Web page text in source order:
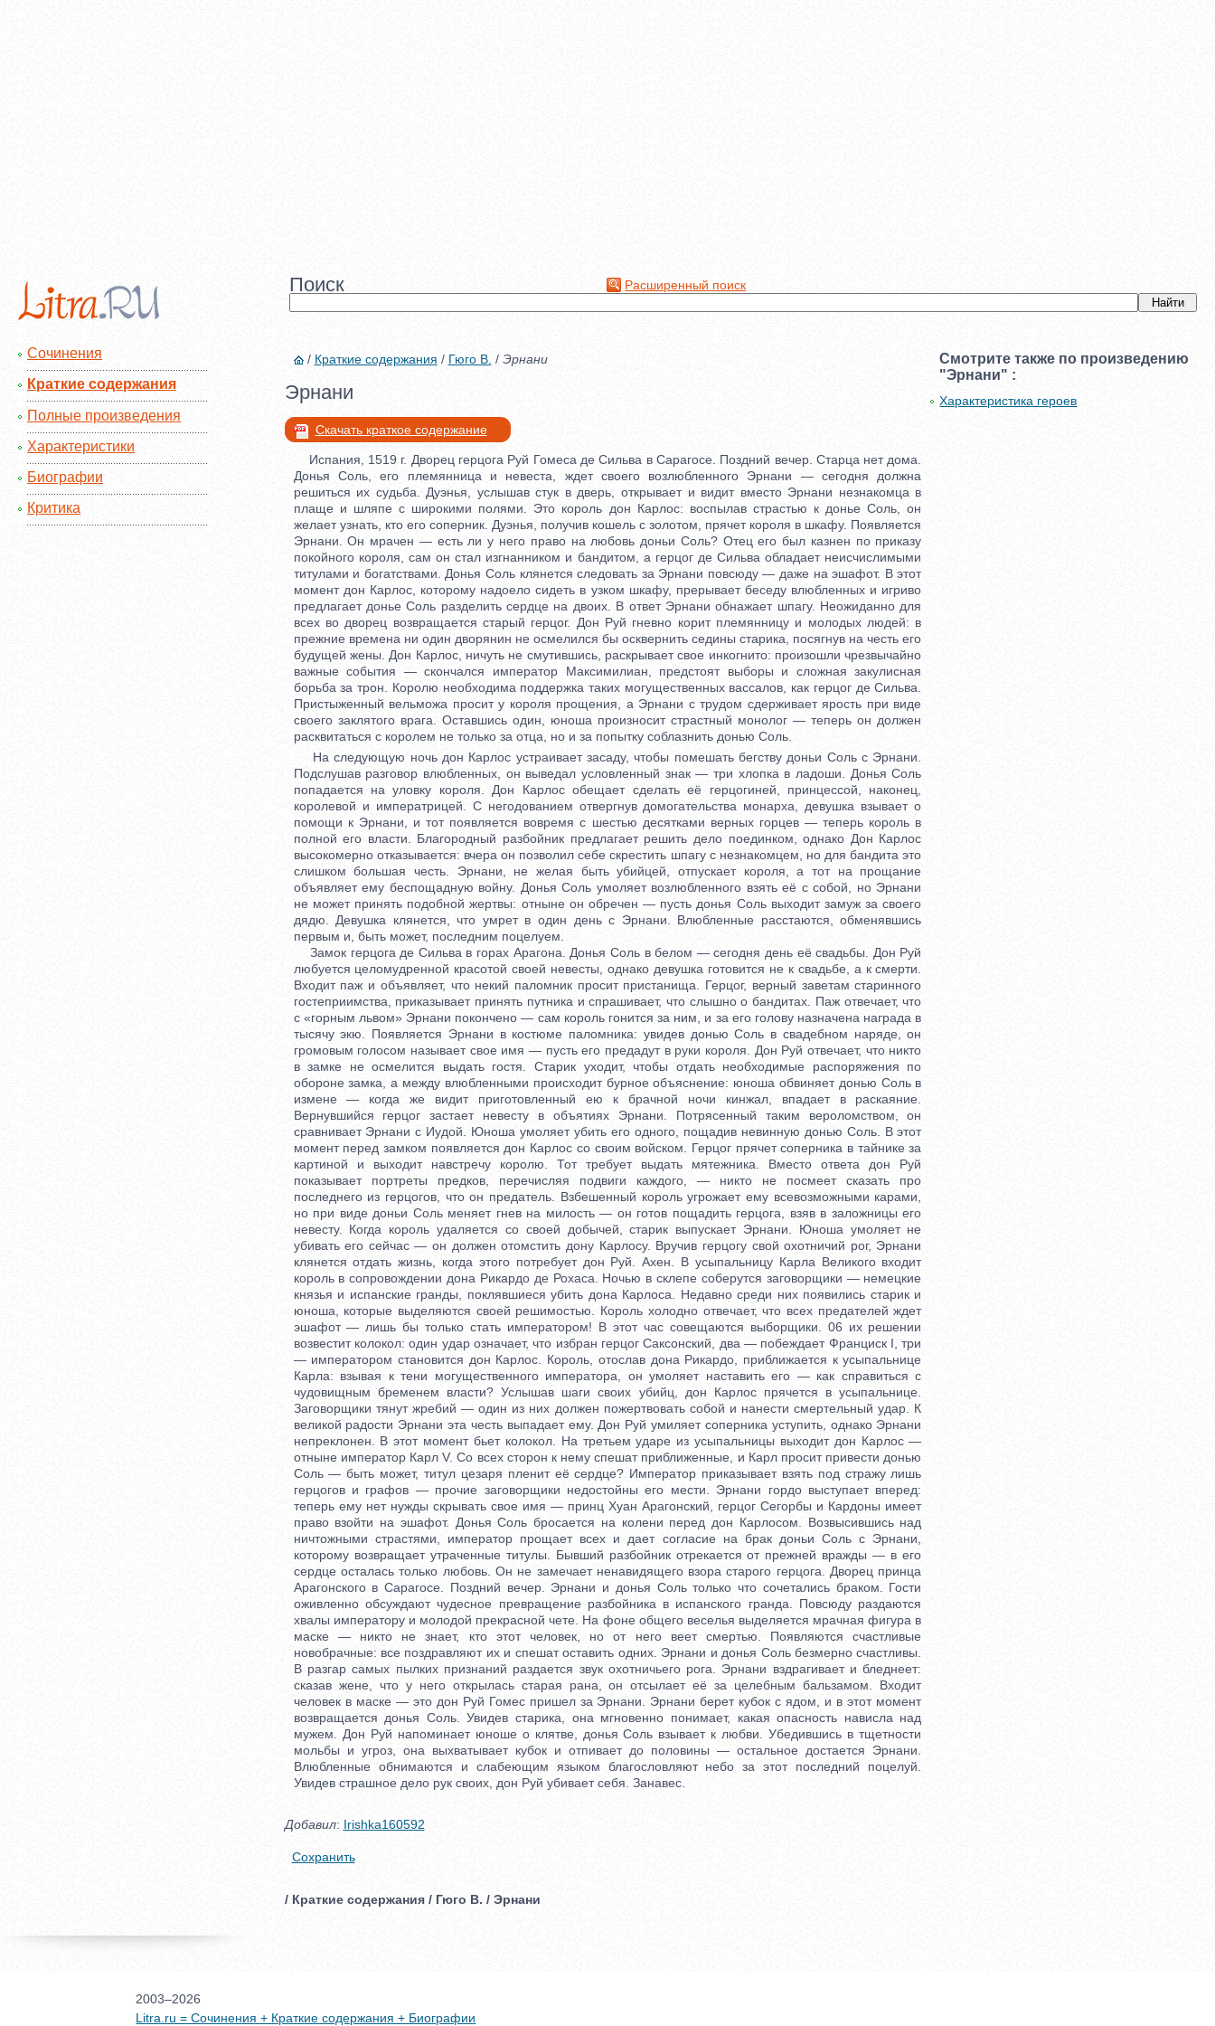
Поиск Расширенный поиск
Сочинения
Краткие содержания
Полные произведения
Характеристики
Биографии
Критика
/ Краткие содержания / Гюго В. / Эрнани
Эрнани
Скачать краткое содержание
Испания, 1519 г. Дворец герцога Руй Гомеса де Сильва в Сарагосе. Поздний вечер. Старца нет дома.
Донья Соль, его племянница и невеста, ждет своего возлюбленного Эрнани — сегодня должна
решиться их судьба. Дуэнья, услышав стук в дверь, открывает и видит вместо Эрнани незнакомца в
плаще и шляпе с широкими полями. Это король дон Карлос: воспылав страстью к донье Соль, он
желает узнать, кто его соперник. Дуэнья, получив кошель с золотом, прячет короля в шкафу. Появляется
Эрнани. Он мрачен — есть ли у него право на любовь доньи Соль? Отец его был казнен по приказу
покойного короля, сам он стал изгнанником и бандитом, а герцог де Сильва обладает неисчислимыми
титулами и богатствами. Донья Соль клянется следовать за Эрнани повсюду — даже на эшафот. В этот
момент дон Карлос, которому надоело сидеть в узком шкафу, прерывает беседу влюбленных и игриво
предлагает донье Соль разделить сердце на двоих. В ответ Эрнани обнажает шпагу. Неожиданно для
всех во дворец возвращается старый герцог. Дон Руй гневно корит племянницу и молодых людей: в
прежние времена ни один дворянин не осмелился бы осквернить седины старика, посягнув на честь его
будущей жены. Дон Карлос, ничуть не смутившись, раскрывает свое инкогнито: произошли чрезвычайно
важные события — скончался император Максимилиан, предстоят выборы и сложная закулисная
борьба за трон. Королю необходима поддержка таких могущественных вассалов, как герцог де Сильва.
Пристыженный вельможа просит у короля прощения, а Эрнани с трудом сдерживает ярость при виде
своего заклятого врага. Оставшись один, юноша произносит страстный монолог — теперь он должен
расквитаться с королем не только за отца, но и за попытку соблазнить донью Соль.
На следующую ночь дон Карлос устраивает засаду, чтобы помешать бегству доньи Соль с Эрнани.
Подслушав разговор влюбленных, он выведал условленный знак — три хлопка в ладоши. Донья Соль
попадается на уловку короля. Дон Карлос обещает сделать её герцогиней, принцессой, наконец,
королевой и императрицей. С негодованием отвергнув домогательства монарха, девушка взывает о
помощи к Эрнани, и тот появляется вовремя с шестью десятками верных горцев — теперь король в
полной его власти. Благородный разбойник предлагает решить дело поединком, однако Дон Карлос
высокомерно отказывается: вчера он позволил себе скрестить шпагу с незнакомцем, но для бандита это
слишком большая честь. Эрнани, не желая быть убийцей, отпускает короля, а тот на прощание
объявляет ему беспощадную войну. Донья Соль умоляет возлюбленного взять её с собой, но Эрнани
не может принять подобной жертвы: отныне он обречен — пусть донья Соль выходит замуж за своего
дядю. Девушка клянется, что умрет в один день с Эрнани. Влюбленные расстаются, обменявшись
первым и, быть может, последним поцелуем.
Замок герцога де Сильва в горах Арагона. Донья Соль в белом — сегодня день её свадьбы. Дон Руй
любуется целомудренной красотой своей невесты, однако девушка готовится не к свадьбе, а к смерти.
Входит паж и объявляет, что некий паломник просит пристанища. Герцог, верный заветам старинного
гостеприимства, приказывает принять путника и спрашивает, что слышно о бандитах. Паж отвечает, что
с «горным львом» Эрнани покончено — сам король гонится за ним, и за его голову назначена награда в
тысячу экю. Появляется Эрнани в костюме паломника: увидев донью Соль в свадебном наряде, он
громовым голосом называет свое имя — пусть его предадут в руки короля. Дон Руй отвечает, что никто
в замке не осмелится выдать гостя. Старик уходит, чтобы отдать необходимые распоряжения по
обороне замка, а между влюбленными происходит бурное объяснение: юноша обвиняет донью Соль в
измене — когда же видит приготовленный ею к брачной ночи кинжал, впадает в раскаяние.
Вернувшийся герцог застает невесту в объятиях Эрнани. Потрясенный таким вероломством, он
сравнивает Эрнани с Иудой. Юноша умоляет убить его одного, пощадив невинную донью Соль. В этот
момент перед замком появляется дон Карлос со своим войском. Герцог прячет соперника в тайнике за
картиной и выходит навстречу королю. Тот требует выдать мятежника. Вместо ответа дон Руй
показывает портреты предков, перечисляя подвиги каждого, — никто не посмеет сказать про
последнего из герцогов, что он предатель. Взбешенный король угрожает ему всевозможными карами,
но при виде доньи Соль меняет гнев на милость — он готов пощадить герцога, взяв в заложницы его
невесту. Когда король удаляется со своей добычей, старик выпускает Эрнани. Юноша умоляет не
убивать его сейчас — он должен отомстить дону Карлосу. Вручив герцогу свой охотничий рог, Эрнани
клянется отдать жизнь, когда этого потребует дон Руй. Ахен. В усыпальницу Карла Великого входит
король в сопровождении дона Рикардо де Рохаса. Ночью в склепе соберутся заговорщики — немецкие
князья и испанские гранды, поклявшиеся убить дона Карлоса. Недавно среди них появились старик и
юноша, которые выделяются своей решимостью. Король холодно отвечает, что всех предателей ждет
эшафот — лишь бы только стать императором! В этот час совещаются выборщики. 06 их решении
возвестит колокол: один удар означает, что избран герцог Саксонский, два — побеждает Франциск I, три
— императором становится дон Карлос. Король, отослав дона Рикардо, приближается к усыпальнице
Карла: взывая к тени могущественного императора, он умоляет наставить его — как справиться с
чудовищным бременем власти? Услышав шаги своих убийц, дон Карлос прячется в усыпальнице.
Заговорщики тянут жребий — один из них должен пожертвовать собой и нанести смертельный удар. К
великой радости Эрнани эта честь выпадает ему. Дон Руй умиляет соперника уступить, однако Эрнани
непреклонен. В этот момент бьет колокол. На третьем ударе из усыпальницы выходит дон Карлос —
отныне император Карл V. Со всех сторон к нему спешат приближенные, и Карл просит привести донью
Соль — быть может, титул цезаря пленит её сердце? Император приказывает взять под стражу лишь
герцогов и графов — прочие заговорщики недостойны его мести. Эрнани гордо выступает вперед:
теперь ему нет нужды скрывать свое имя — принц Хуан Арагонский, герцог Сегорбы и Кардоны имеет
право взойти на эшафот. Донья Соль бросается на колени перед дон Карлосом. Возвысившись над
ничтожными страстями, император прощает всех и дает согласие на брак доньи Соль с Эрнани,
которому возвращает утраченные титулы. Бывший разбойник отрекается от прежней вражды — в его
сердце осталась только любовь. Он не замечает ненавидящего взора старого герцога. Дворец принца
Арагонского в Сарагосе. Поздний вечер. Эрнани и донья Соль только что сочетались браком. Гости
оживленно обсуждают чудесное превращение разбойника в испанского гранда. Повсюду раздаются
хвалы императору и молодой прекрасной чете. На фоне общего веселья выделяется мрачная фигура в
маске — никто не знает, кто этот человек, но от него веет смертью. Появляются счастливые
новобрачные: все поздравляют их и спешат оставить одних. Эрнани и донья Соль безмерно счастливы.
В разгар самых пылких признаний раздается звук охотничьего рога. Эрнани вздрагивает и бледнеет:
сказав жене, что у него открылась старая рана, он отсылает её за целебным бальзамом. Входит
человек в маске — это дон Руй Гомес пришел за Эрнани. Эрнани берет кубок с ядом, и в этот момент
возвращается донья Соль. Увидев старика, она мгновенно понимает, какая опасность нависла над
мужем. Дон Руй напоминает юноше о клятве, донья Соль взывает к любви. Убедившись в тщетности
мольбы и угроз, она выхватывает кубок и отпивает до половины — остальное достается Эрнани.
Влюбленные обнимаются и слабеющим языком благословляют небо за этот последний поцелуй.
Увидев страшное дело рук своих, дон Руй убивает себя. Занавес.
Добавил: Irishka160592
Сохранить
/ Краткие содержания / Гюго В. / Эрнани
Смотрите также по произведению
"Эрнани" :
Характеристика героев
2003–2026
Litra.ru = Сочинения + Краткие содержания + Биографии